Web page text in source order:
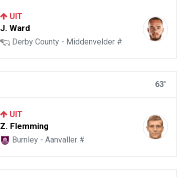
UIT
J. Ward
Derby County - Middenvelder #
63'
UIT
Z. Flemming
Burnley - Aanvaller #